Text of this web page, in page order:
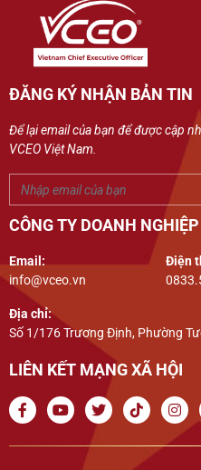
ĐĂNG KÝ NHẬN BẢN TIN
Để lại email của bạn để được cập
VCEO Việt Nam.
CÔNG TY DOANH
Email:
info@vceo.vn
Điện
Địa chỉ:
Số 1/176 Trương Định, Phường
LIÊN KẾT MẠNG XÃ HỘI